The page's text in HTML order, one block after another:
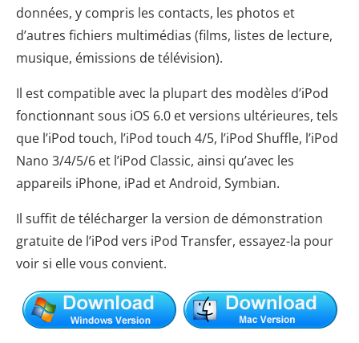
données, y compris les contacts, les photos et
d’autres fichiers multimédias (films, listes de lecture,
musique, émissions de télévision).
Il est compatible avec la plupart des modèles d’iPod
fonctionnant sous iOS 6.0 et versions ultérieures, tels
que l’iPod touch, l’iPod touch 4/5, l’iPod Shuffle, l’iPod
Nano 3/4/5/6 et l’iPod Classic, ainsi qu’avec les
appareils iPhone, iPad et Android, Symbian.
Il suffit de télécharger la version de démonstration
gratuite de l’iPod vers iPod Transfer, essayez-la pour
voir si elle vous convient.